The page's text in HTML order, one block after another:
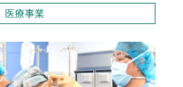
医療事業